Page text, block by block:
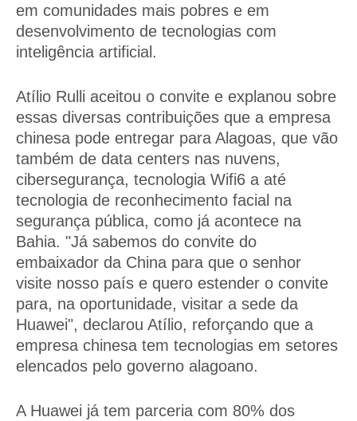
em comunidades mais pobres e em
desenvolvimento de tecnologias com
inteligência artificial.
Atílio Rulli aceitou o convite e explanou sobre
essas diversas contribuições que a empresa
chinesa pode entregar para Alagoas, que vão
também de data centers nas nuvens,
cibersegurança, tecnologia Wifi6 a até
tecnologia de reconhecimento facial na
segurança pública, como já acontece na
Bahia. "Já sabemos do convite do
embaixador da China para que o senhor
visite nosso país e quero estender o convite
para, na oportunidade, visitar a sede da
Huawei", declarou Atílio, reforçando que a
empresa chinesa tem tecnologias em setores
elencados pelo governo alagoano.
A Huawei já tem parceria com 80% dos